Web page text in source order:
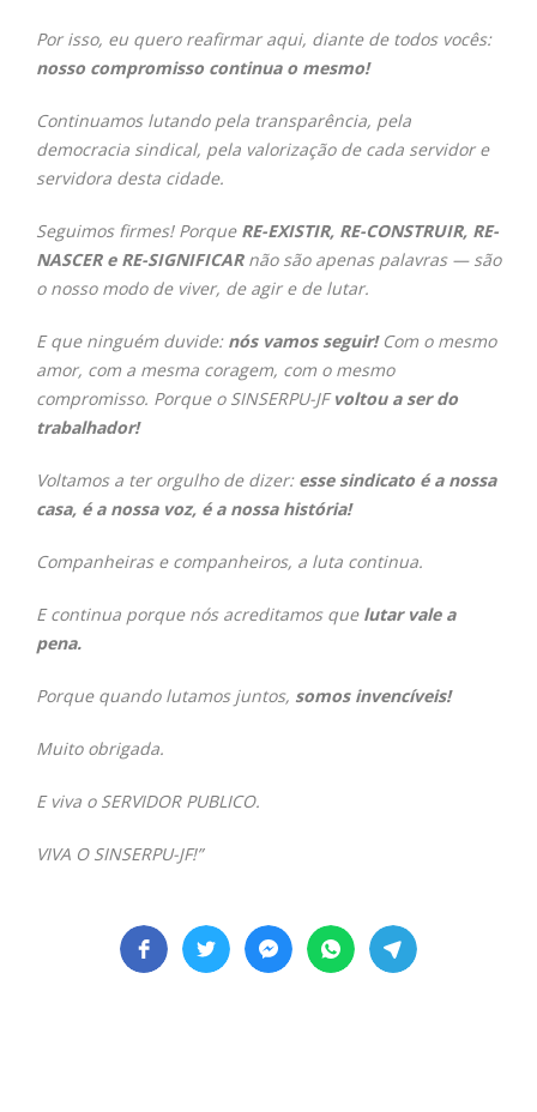
Por isso, eu quero reafirmar aqui, diante de todos vocês:
nosso compromisso continua o mesmo!
Continuamos lutando pela transparência, pela
democracia sindical, pela valorização de cada servidor e
servidora desta cidade.
Seguimos firmes! Porque RE-EXISTIR, RE-CONSTRUIR, RE-
NASCER e RE-SIGNIFICAR não são apenas palavras — são
o nosso modo de viver, de agir e de lutar.
E que ninguém duvide: nós vamos seguir! Com o mesmo
amor, com a mesma coragem, com o mesmo
compromisso. Porque o SINSERPU-JFvoltou a ser do
trabalhador!
Voltamos a ter orgulho de dizer: esse sindicato é a nossa
casa, é a nossa voz, é a nossa história!
Companheiras e companheiros, a luta continua.
E continua porque nós acreditamos que lutar vale a
pena.
Porque quando lutamos juntos, somos invencíveis!
Muito obrigada.
E viva o SERVIDOR PUBLICO.
VIVA O SINSERPU-JF!”